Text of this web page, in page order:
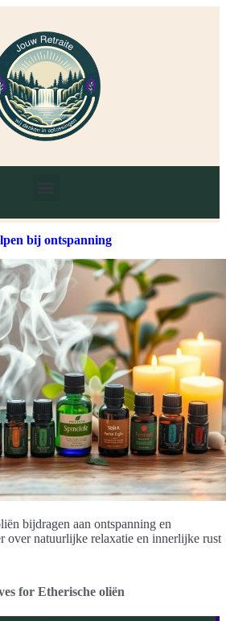
bij ontspanning
bijdragen aan ontspanning en
over natuurlijke relaxatie en innerlijke rust
for Etherische oliën